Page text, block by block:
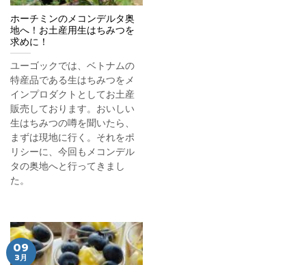
ホーチミンのメコンデルタ奥
地へ！お土産用生はちみつを
求めに！
ユーゴックでは、ベトナムの
特産品である生はちみつをメ
インプロダクトとしてお土産
販売しております。おいしい
生はちみつの噂を聞いたら、
まずは現地に行く。それをポ
リシーに、今回もメコンデル
タの奥地へと行ってきまし
た。
09
3月